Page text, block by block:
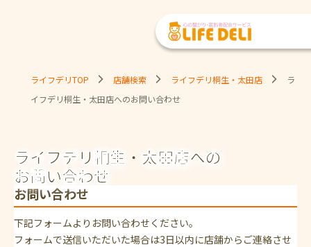
ライフデリTOP 店舗検索 ライフデリ桐生・太田店
ラ
イフデリ桐生・太田店へのお問い合わせ
ライフデリ桐生・太田店への
お問い合わせ
お問い合わせ
下記フォームよりお問い合わせください。
フォームで送信いただいた場合は3日以内に店舗からご連絡させ